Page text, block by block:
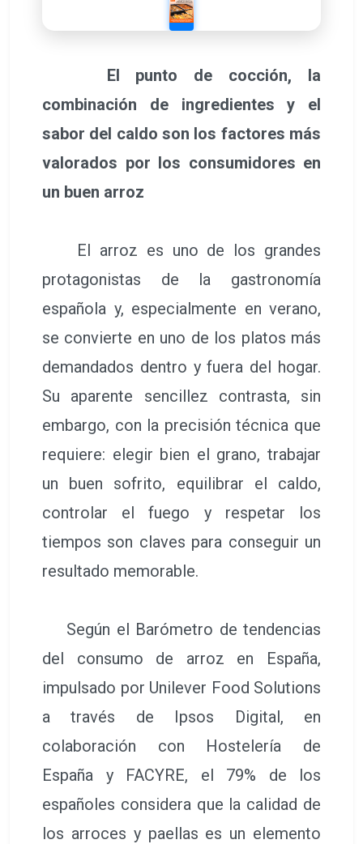
El punto de cocción, la
combinación de ingredientes y el
sabor del caldo son los factores más
valorados por los consumidores en
un buen arroz
El arroz es uno de los grandes
protagonistas de la gastronomía
española y, especialmente en verano,
se convierte en uno de los platos más
demandados dentro y fuera del hogar.
Su aparente sencillez contrasta, sin
embargo, con la precisión técnica que
requiere: elegir bien el grano, trabajar
un buen sofrito, equilibrar el caldo,
controlar el fuego y respetar los
tiempos son claves para conseguir un
resultado memorable.
Según el Barómetro de tendencias
del consumo de arroz en España,
impulsado por Unilever Food Solutions
a través de Ipsos Digital, en
colaboración con Hostelería de
España y FACYRE, el 79% de los
españoles considera que la calidad de
los arroces y paellas es un elemento